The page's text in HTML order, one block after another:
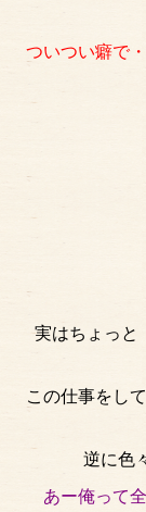
ついつい癖で
実はちょっと
この仕事をし
逆に色
あー俺って